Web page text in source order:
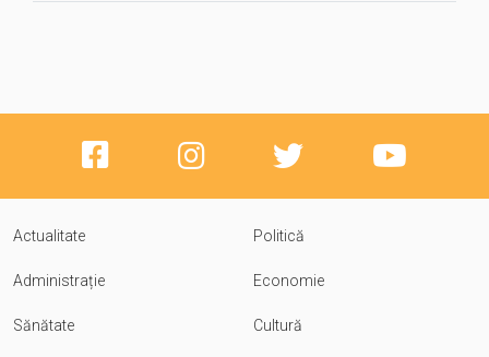
Actualitate Politică
Administrație Economie
Sănătate Cultură